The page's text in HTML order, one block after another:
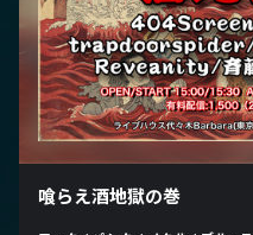
喰らえ酒地獄の巻